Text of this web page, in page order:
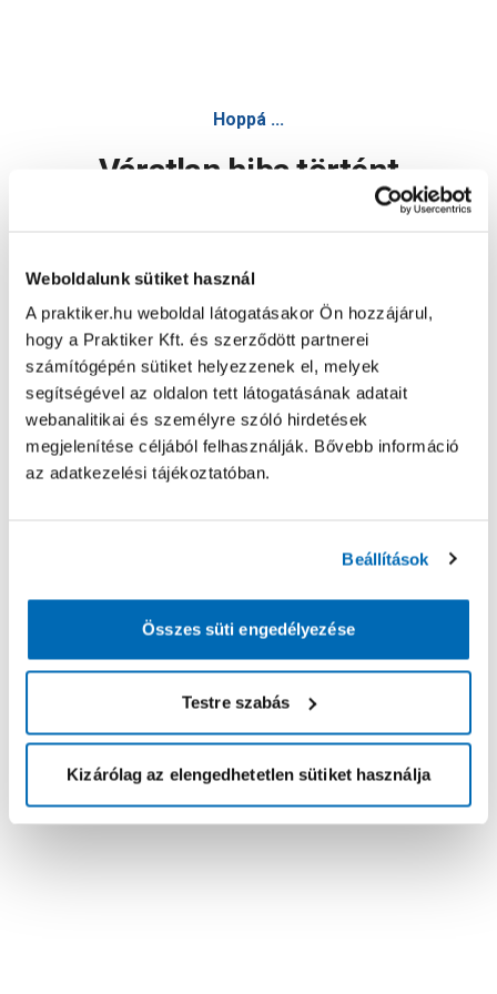
Weboldalunk sütiket használ
A praktiker.hu weboldal látogatásakor Ön hozzájárul,
hogy a Praktiker Kft. és szerződött partnerei
számítógépén sütiket helyezzenek el, melyek
segítségével az oldalon tett látogatásának adatait
webanalitikai és személyre szóló hirdetések
megjelenítése céljából felhasználják. Bővebb információ
az adatkezelési tájékoztatóban.
Beállítások
Összes süti engedélyezése
Testre szabás
Kizárólag az elengedhetetlen sütiket használja
Hoppá ...
Váratlan hiba történt
Oldal újratöltése